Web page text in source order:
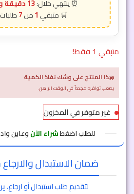
13 دقيقة و 29 ثانية
1
7
متبقي 1 فقط!
هذا المنتج على وشك نفاذ الكمية
يصعب توافره مجدداً في الوقت الراهن.
×
غير متوفر في المخزون
للطلب اضغطشراء الآنوعاين
ضمان الاستبدال والارجاع
لتقديم طلب استبدال أو ارجاع،